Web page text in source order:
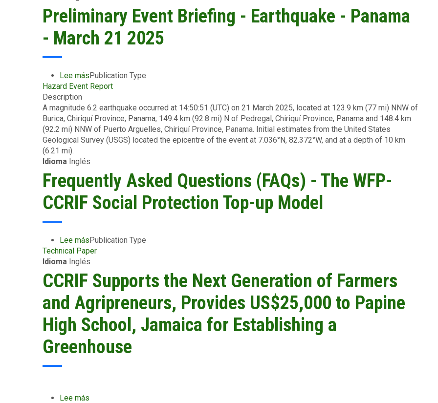
from
commitment
implementation
March
21
2025
Preliminary Event Briefing - Earthquake - Panama
- March 21 2025
Lee mássobre
Preliminary
Briefing
-
Earthquake
-
-
March
21
2025
Publication Type
Hazard Event Report
Description
A magnitude 6.2 earthquake occurred at 14:50:51 (UTC) on 21 March 2025, located at 123.9 km (77 mi) NNW of
Burica, Chiriquí Province, Panama; 149.4 km (92.8 mi) N of Pedregal, Chiriquí Province, Panama and 148.4 km
(92.2 mi) NNW of Puerto Arguelles, Chiriquí Province, Panama. Initial estimates from the United States
Geological Survey (USGS) located the epicentre of the event at 7.036°N, 82.372°W, and at a depth of 10 km
(6.21 mi).
Idioma Inglés
Frequently Asked Questions (FAQs) - The WFP-
CCRIF Social Protection Top-up Model
Lee mássobre
Frequently
Asked
Questions
(FAQs)
The
WFP-
CCRIF
Protection
Publication Type
Technical Paper
Idioma Inglés
CCRIF Supports the Next Generation of Farmers
and Agripreneurs, Provides US$25,000 to Papine
High School, Jamaica for Establishing a
Greenhouse
Lee más